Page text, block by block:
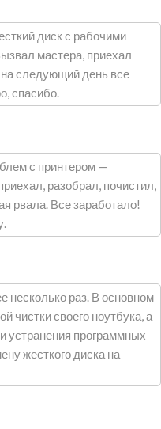
диск с рабочими
мастера, приехал
следующий день все
спасибо.
с принтером —
разобрал, почистил,
рвала. Все заработало!
несколько раз. В основном
чистки своего ноутбука, а
устранения программных
жесткого диска на